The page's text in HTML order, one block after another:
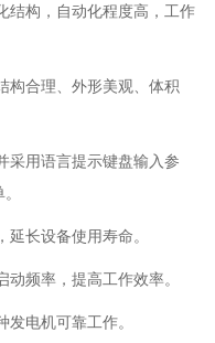
结构，自动化程度高，工作
构合理、外形美观、体积
采用语言提示键盘输入参
长设备使用寿命。
动频率，提高工作效率。
发电机可靠工作。